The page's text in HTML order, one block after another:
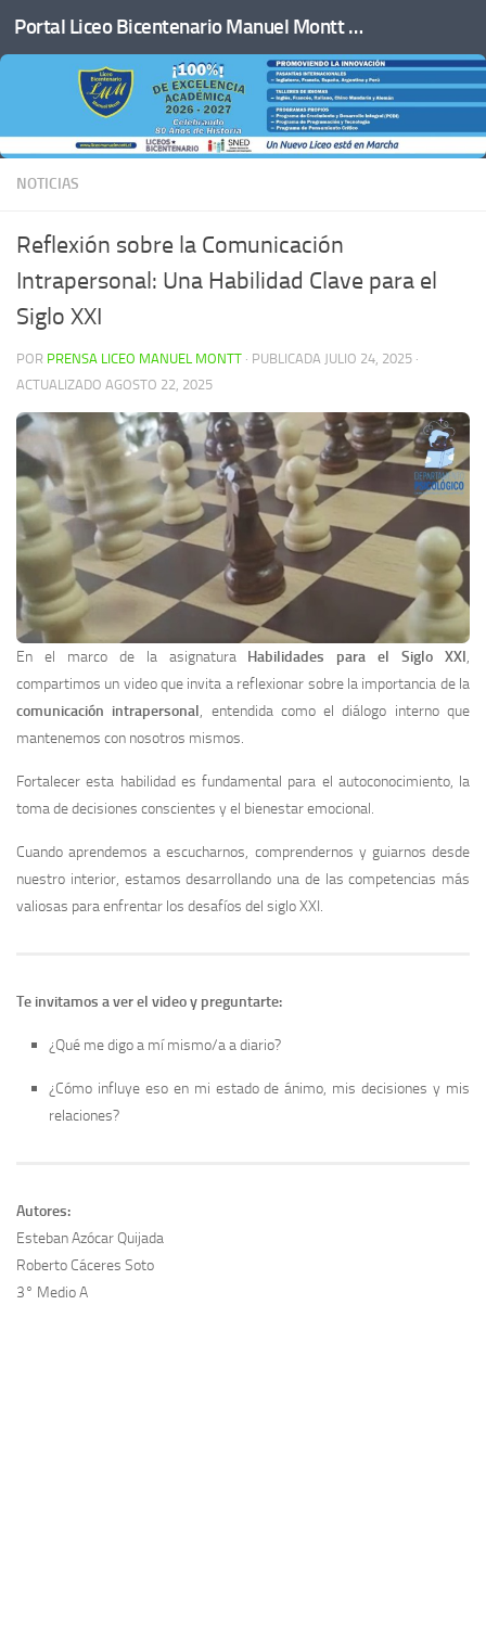
Saltar al contenido Portal Liceo Bicentenario Manuel Montt de San Javier
NOTICIAS
Reflexión sobre la Comunicación
Intrapersonal: Una Habilidad Clave para el
Siglo XXI
POR PRENSA LICEO MANUEL MONTT · PUBLICADA JULIO 24, 2025 ·
ACTUALIZADO AGOSTO 22, 2025
En el marco de la asignatura Habilidades para el Siglo XXI,
compartimos un video que invita a reflexionar sobre la importancia de la
comunicación intrapersonal, entendida como el diálogo interno que
mantenemos con nosotros mismos.
Fortalecer esta habilidad es fundamental para el autoconocimiento, la
toma de decisiones conscientes y el bienestar emocional.
Cuando aprendemos a escucharnos, comprendernos y guiarnos desde
nuestro interior, estamos desarrollando una de las competencias más
valiosas para enfrentar los desafíos del siglo XXI.
Te invitamos a ver el video y preguntarte:
¿Qué me digo a mí mismo/a a diario?
¿Cómo influye eso en mi estado de ánimo, mis decisiones y mis
relaciones?
Autores:
Esteban Azócar Quijada
Roberto Cáceres Soto
3° Medio A